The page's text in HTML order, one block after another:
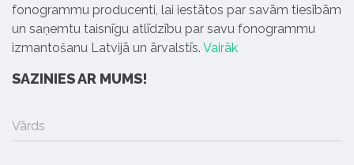
fonogrammu producenti, lai iestātos par savām tiesībām
un saņemtu taisnīgu atlīdzību par savu fonogrammu
izmantošanu Latvijā un ārvalstīs. Vairāk
SAZINIES AR MUMS!
Vārds